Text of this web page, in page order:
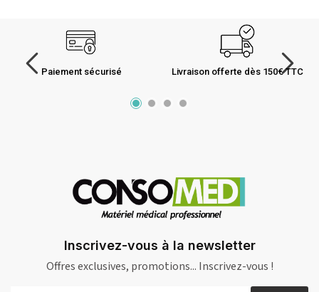
Paiement sécurisé Livraison offerte dès 150€ TTC
Inscrivez-vous à la newsletter
Offres exclusives, promotions... Inscrivez-vous !